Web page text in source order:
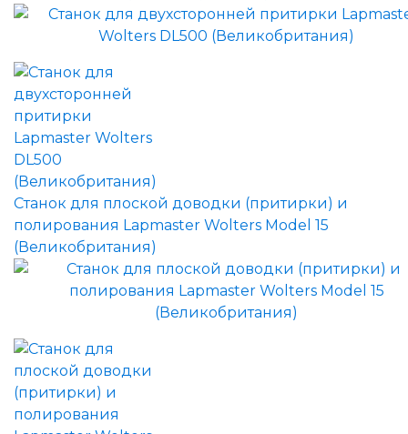
Станок для плоской доводки (притирки) и
полирования Lapmaster Wolters Model 15
(Великобритания)